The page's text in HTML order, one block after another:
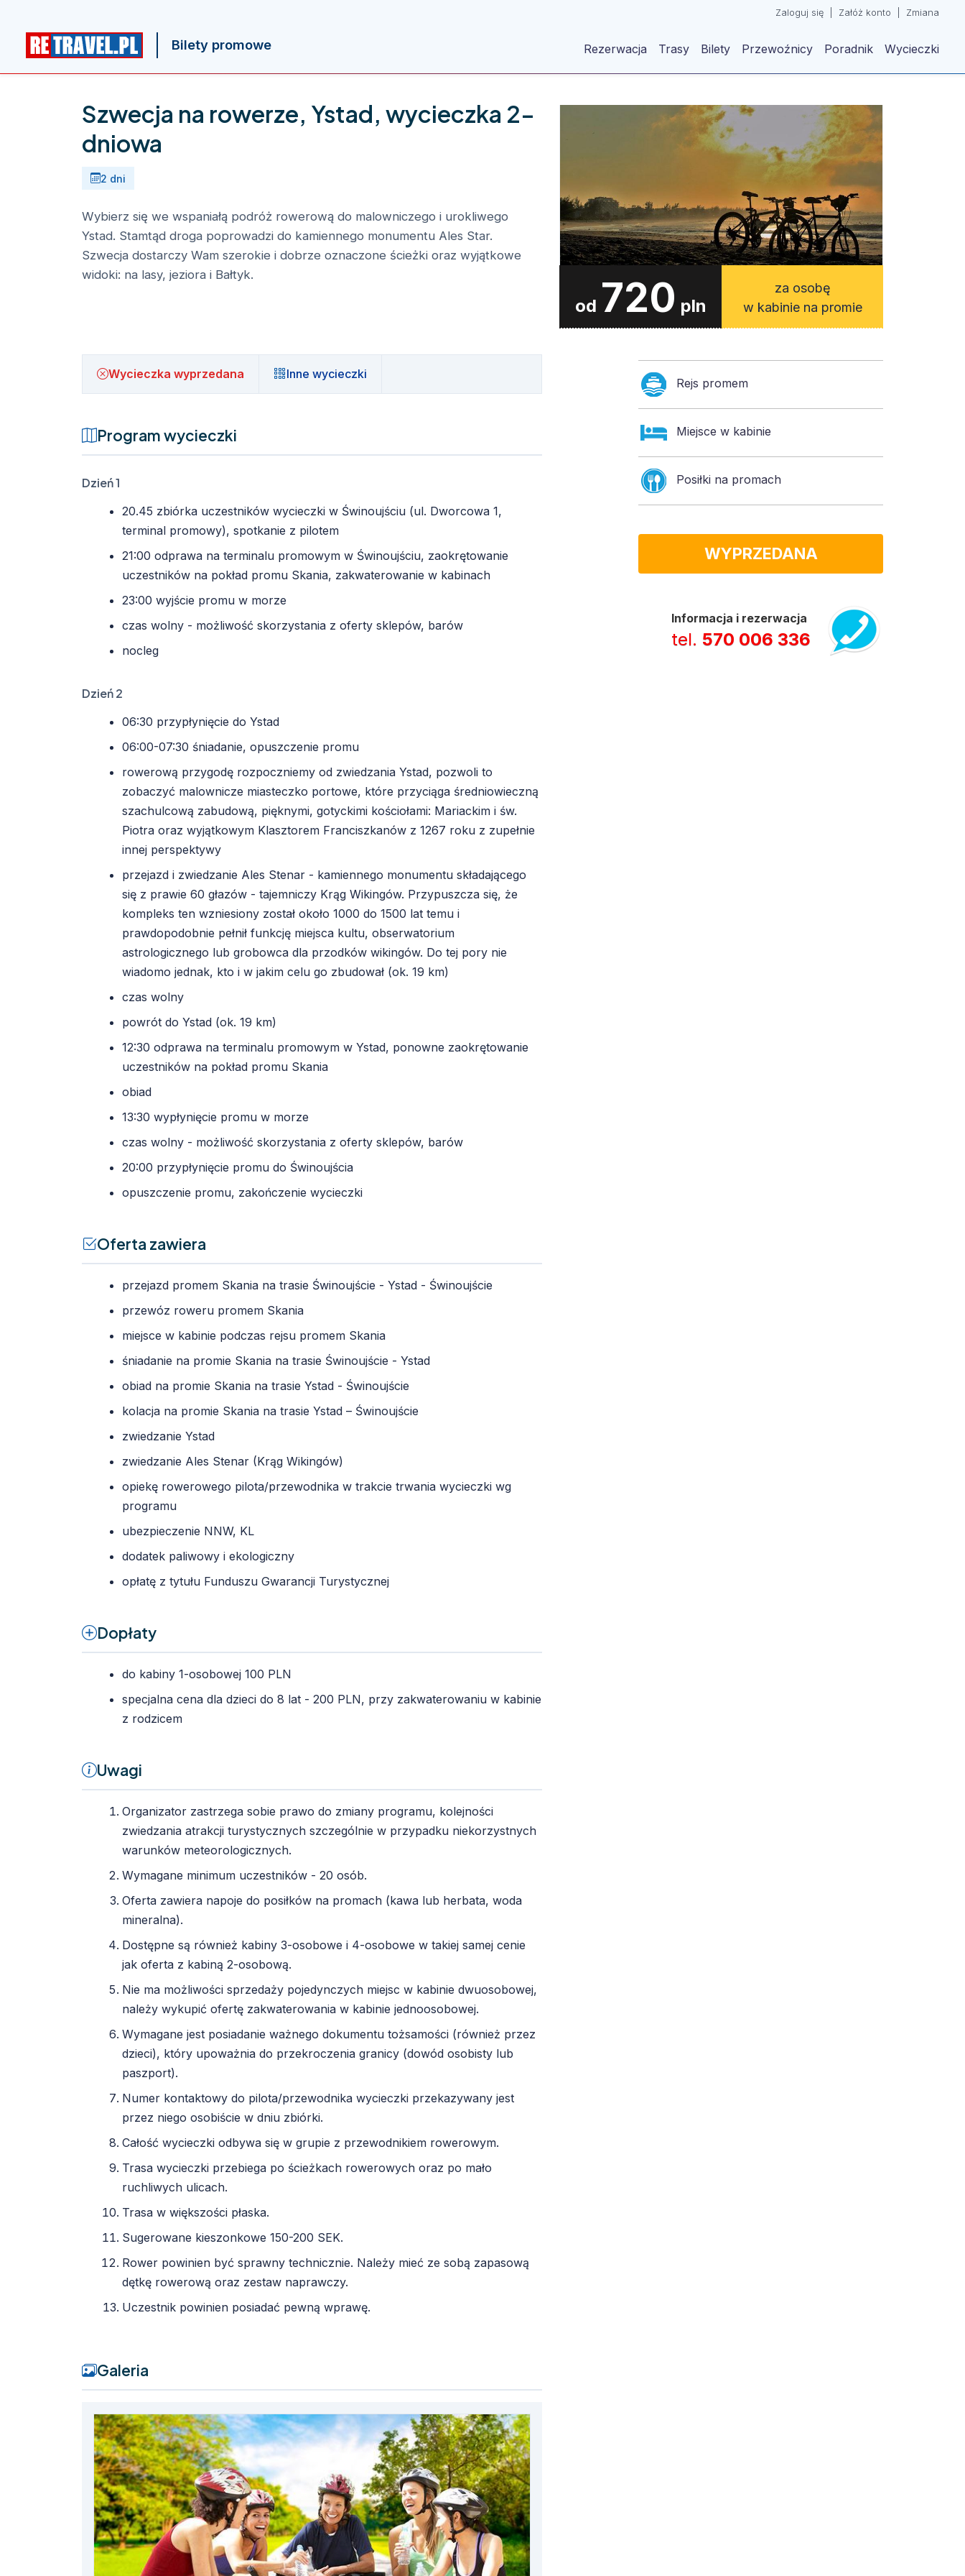
Zaloguj się Załóż konto Zmiana
Bilety promowe Rezerwacja Trasy Bilety Przewoźnicy Poradnik Wycieczki
Szwecja na rowerze, Ystad, wycieczka 2-
dniowa
2 dni
Wybierz się we wspaniałą podróż rowerową do malowniczego i urokliwego
Ystad. Stamtąd droga poprowadzi do kamiennego monumentu Ales Star.
Szwecja dostarczy Wam szerokie i dobrze oznaczone ścieżki oraz wyjątkowe
widoki: na lasy, jeziora i Bałtyk.
od 720 pln
za osobę
w kabinie na promie
Wycieczka wyprzedana Inne wycieczki
Program wycieczki
Dzień 1
20.45 zbiórka uczestników wycieczki w Świnoujściu (ul. Dworcowa 1,
terminal promowy), spotkanie z pilotem
21:00 odprawa na terminalu promowym w Świnoujściu, zaokrętowanie
uczestników na pokład promu Skania, zakwaterowanie w kabinach
23:00 wyjście promu w morze
czas wolny - możliwość skorzystania z oferty sklepów, barów
nocleg
Dzień 2
06:30 przypłynięcie do Ystad
06:00-07:30 śniadanie, opuszczenie promu
rowerową przygodę rozpoczniemy od zwiedzania Ystad, pozwoli to
zobaczyć malownicze miasteczko portowe, które przyciąga średniowieczną
szachulcową zabudową, pięknymi, gotyckimi kościołami: Mariackim i św.
Piotra oraz wyjątkowym Klasztorem Franciszkanów z 1267 roku z zupełnie
innej perspektywy
przejazd i zwiedzanie Ales Stenar - kamiennego monumentu składającego
się z prawie 60 głazów - tajemniczy Krąg Wikingów. Przypuszcza się, że
kompleks ten wzniesiony został około 1000 do 1500 lat temu i
prawdopodobnie pełnił funkcję miejsca kultu, obserwatorium
astrologicznego lub grobowca dla przodków wikingów. Do tej pory nie
wiadomo jednak, kto i w jakim celu go zbudował (ok. 19 km)
czas wolny
powrót do Ystad (ok. 19 km)
12:30 odprawa na terminalu promowym w Ystad, ponowne zaokrętowanie
uczestników na pokład promu Skania
obiad
13:30 wypłynięcie promu w morze
czas wolny - możliwość skorzystania z oferty sklepów, barów
20:00 przypłynięcie promu do Świnoujścia
opuszczenie promu, zakończenie wycieczki
Oferta zawiera
przejazd promem Skania na trasie Świnoujście - Ystad - Świnoujście
przewóz roweru promem Skania
miejsce w kabinie podczas rejsu promem Skania
śniadanie na promie Skania na trasie Świnoujście - Ystad
obiad na promie Skania na trasie Ystad - Świnoujście
kolacja na promie Skania na trasie Ystad – Świnoujście
zwiedzanie Ystad
zwiedzanie Ales Stenar (Krąg Wikingów)
opiekę rowerowego pilota/przewodnika w trakcie trwania wycieczki wg
programu
ubezpieczenie NNW, KL
dodatek paliwowy i ekologiczny
opłatę z tytułu Funduszu Gwarancji Turystycznej
Dopłaty
do kabiny 1-osobowej 100 PLN
specjalna cena dla dzieci do 8 lat - 200 PLN, przy zakwaterowaniu w kabinie
z rodzicem
Uwagi
Organizator zastrzega sobie prawo do zmiany programu, kolejności
zwiedzania atrakcji turystycznych szczególnie w przypadku niekorzystnych
warunków meteorologicznych.
Wymagane minimum uczestników - 20 osób.
Oferta zawiera napoje do posiłków na promach (kawa lub herbata, woda
mineralna).
Dostępne są również kabiny 3-osobowe i 4-osobowe w takiej samej cenie
jak oferta z kabiną 2-osobową.
Nie ma możliwości sprzedaży pojedynczych miejsc w kabinie dwuosobowej,
należy wykupić ofertę zakwaterowania w kabinie jednoosobowej.
Wymagane jest posiadanie ważnego dokumentu tożsamości (również przez
dzieci), który upoważnia do przekroczenia granicy (dowód osobisty lub
paszport).
Numer kontaktowy do pilota/przewodnika wycieczki przekazywany jest
przez niego osobiście w dniu zbiórki.
Całość wycieczki odbywa się w grupie z przewodnikiem rowerowym.
Trasa wycieczki przebiega po ścieżkach rowerowych oraz po mało
ruchliwych ulicach.
Trasa w większości płaska.
Sugerowane kieszonkowe 150-200 SEK.
Rower powinien być sprawny technicznie. Należy mieć ze sobą zapasową
dętkę rowerową oraz zestaw naprawczy.
Uczestnik powinien posiadać pewną wprawę.
Galeria
Rejs promem
Miejsce w kabinie
Posiłki na promach
WYPRZEDANA
Informacja i rezerwacja
tel. 570 006 336